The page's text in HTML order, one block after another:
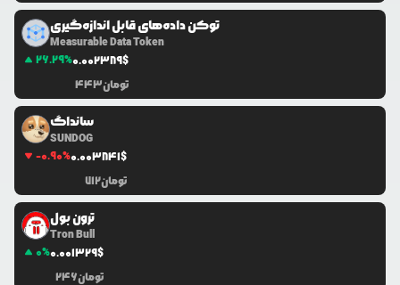
توکن داده‌های قابل اندازه‌گیری
Measurable Data Token
26.29%0.002389$
443تومان
سانداگ
SUNDOG
-0.90%0.003841$
712تومان
ترون بول
Tron Bull
0%0.001329$
246تومان